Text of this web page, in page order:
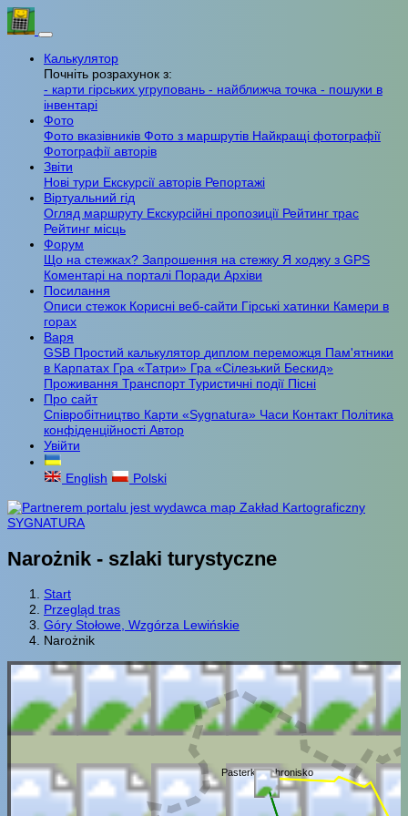
Калькулятор
Почніть розрахунок з:
- карти гірських угруповань - найближча точка - пошуки в
інвентарі
Фото
Фото вказівників Фото з маршрутів Найкращі фотографії
Фотографії авторів
Звіти
Нові тури Екскурсії авторів Репортажі
Віртуальний гід
Огляд маршруту Екскурсійні пропозиції Рейтинг трас
Рейтинг місць
Форум
Що на стежках? Запрошення на стежку Я ходжу з GPS
Коментарі на порталі Поради Архіви
Посилання
Описи стежок Корисні веб-сайти Гірські хатинки Камери в
горах
Варя
GSB Простий калькулятор диплом переможця Пам'ятники
в Карпатах Гра «Татри» Гра «Сілезький Бескид»
Проживання ТранспортТуристичні події Пісні
Про сайт
Співробітництво Карти «Sygnatura» Часи Контакт Політика
конфіденційності Автор
Увійти
English Polski
Narożnik - szlaki turystyczne
Start
Przegląd tras
Góry Stołowe, Wzgórza Lewińskie
Narożnik
Pasterka schronisko